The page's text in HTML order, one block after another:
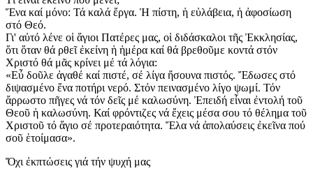
Ἕνα καί μόνο: Τά καλά ἔργα. Ἡ πίστη, ἡ εὐλάβεια, ἡ ἀφοσίωση
στό Θεό.
Γι' αὐτό λένε οἱ ἅγιοι Πατέρες μας, οἱ διδάσκαλοι τῆς Ἐκκλησίας,
ὅτι ὅταν θά ρθεῖ ἐκείνη ἡ ἡμέρα καί θά βρεθοῦμε κοντά στόν
Χριστό θά μᾶς κρίνει μέ τά λόγια:
«Εὖ δοῦλε ἀγαθέ καί πιστέ, σέ λίγα ἤσουνα πιστός. Ἔδωσες στό
διψασμένο ἕνα ποτήρι νερό. Στόν πεινασμένο λίγο ψωμί. Τόν
ἄρρωστο πῆγες νά τόν δεῖς μέ καλωσύνη. Ἐπειδή εἶναι ἐντολή τοῦ
Θεοῦ ἡ καλωσύνη. Καί φρόντιζες νά ἔχεις μέσα σου τό θέλημα τοῦ
Χριστοῦ τό ἅγιο σέ προτεραιότητα. Ἔλα νά ἀπολαύσεις ἐκεῖνα πού
σοῦ ἑτοίμασα».
Ὄχι ἐκπτώσεις γιά τήν ψυχή μας